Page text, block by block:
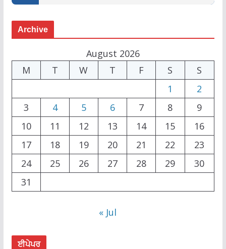
Archive
August 2026
M
T W T F S
S
1
2
3
4 5 6 7 8
9
10
11 12 13 14 15
16
17
18 19 20 21 22
23
24
25 26 27 28 29
30
31
« Jul
ਈਪੇਪਰ